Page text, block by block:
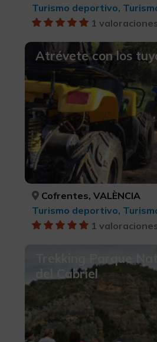
1
Atrévete con los
Cofrentes, VALÈNCIA
1
Trekking Parque
del Cabriel